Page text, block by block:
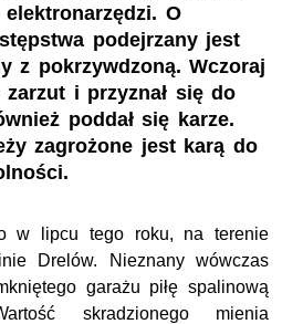
O
podejrzany jest
z pokrzywdzoną. Wczoraj
zarzut i przyznał się do
poddał się karze.
zagrożone jest karą do
w lipcu tego roku, na terenie
Drelów. Nieznany wówczas
garażu piłę spalinową
skradzionego mienia